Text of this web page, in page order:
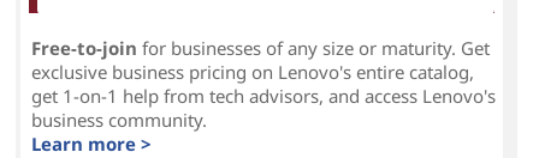
Free-to-join for businesses of any size or maturity. Get
exclusive business pricing on Lenovo's entire catalog,
get 1-on-1 help from tech advisors, and access Lenovo's
business community.
Learn more >